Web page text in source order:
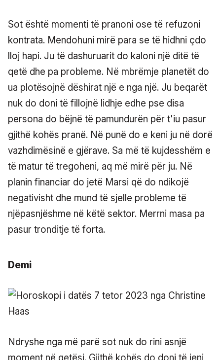
Sot është momenti të pranoni ose të refuzoni
kontrata. Mendohuni mirë para se të hidhni çdo
lloj hapi. Ju të dashuruarit do kaloni një ditë të
qetë dhe pa probleme. Në mbrëmje planetët do
ua plotësojnë dëshirat një e nga një. Ju beqarët
nuk do doni të fillojnë lidhje edhe pse disa
persona do bëjnë të pamundurën për t'iu pasur
gjithë kohës pranë. Në punë do e keni ju në dorë
vazhdimësinë e gjërave. Sa më të kujdesshëm e
të matur të tregoheni, aq më mirë për ju. Në
planin financiar do jetë Marsi që do ndikojë
negativisht dhe mund të sjelle probleme të
njëpasnjëshme në këtë sektor. Merrni masa pa
pasur tronditje të forta.
Demi
Ndryshe nga më parë sot nuk do rini asnjë
moment në qetësi. Gjithë kohës do doni të jeni